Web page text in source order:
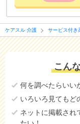
ケアスル 介護 サービス付き
こん
何を調べたらいい
いろいろ見てもど
ネットに掲載され